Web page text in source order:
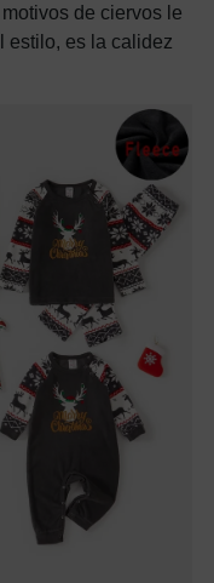
de ciervos le
estilo, es la calidez